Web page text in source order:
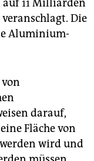
auf 11 Milliarden
Die
Aluminium-
darauf,
Fläche von
wird und